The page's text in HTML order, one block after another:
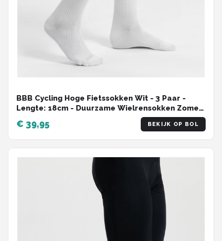
BBB Cycling Hoge Fietssokken Wit - 3 Paar -
Lengte: 18cm - Duurzame Wielrensokken Zomer
- Maat 39/43 - Fietssokken Heren en Dames -
Ecofeet BSO-22
€ 39,95 BEKIJK OP BOL